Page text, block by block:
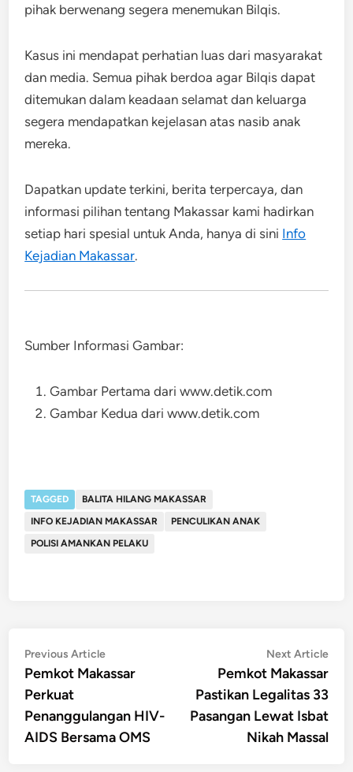
pihak berwenang segera menemukan Bilqis.
Kasus ini mendapat perhatian luas dari masyarakat
dan media. Semua pihak berdoa agar Bilqis dapat
ditemukan dalam keadaan selamat dan keluarga
segera mendapatkan kejelasan atas nasib anak
mereka.
Dapatkan update terkini, berita terpercaya, dan
informasi pilihan tentang Makassar kami hadirkan
setiap hari spesial untuk Anda, hanya di sini Info
Kejadian Makassar.
Sumber Informasi Gambar:
Gambar Pertama dari www.detik.com
Gambar Kedua dari www.detik.com
TAGGED
BALITA HILANG MAKASSAR
INFO KEJADIAN MAKASSAR
PENCULIKAN ANAK
POLISI AMANKAN PELAKU
Post
navigation
Previous ArticlePrevious
article:
Pemkot Makassar
Perkuat
Penanggulangan HIV-
AIDS Bersama OMS
Next Article
Pemkot Makassar
Pastikan Legalitas 33
Pasangan Lewat Isbat
Nikah Massal